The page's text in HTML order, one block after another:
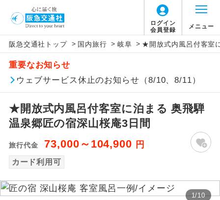
ログイン
会員登録
メニュー
阪急交通社トップ > 国内旅行 > 岐阜 > ★開放式内風呂付客室
重要なお知らせ
ウェブサービス休止のお知らせ（8/10、8/11）
★開放式内風呂付客室に泊まる 奥飛騨
温泉郷匠の宿深山桜庵3日間
旅行代金 73,000～104,900 円
カード利用可
1/10
アイコン 説明
添乗員同行
往路出発空港（駅）から復路到着空港
（駅）まで同行します。
現地添乗員同
行
現地到着空港（駅）から最終日出発空港
（駅）まで添乗員が同行します。
バスガイド乗
バスガイドが乗務し、車内での観光案内
新コース 初登場のコースです。